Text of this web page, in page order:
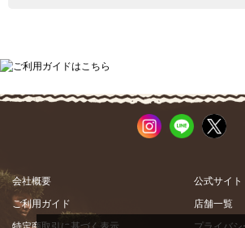
会社概要
公式サイト
ご利用ガイド
店舗一覧